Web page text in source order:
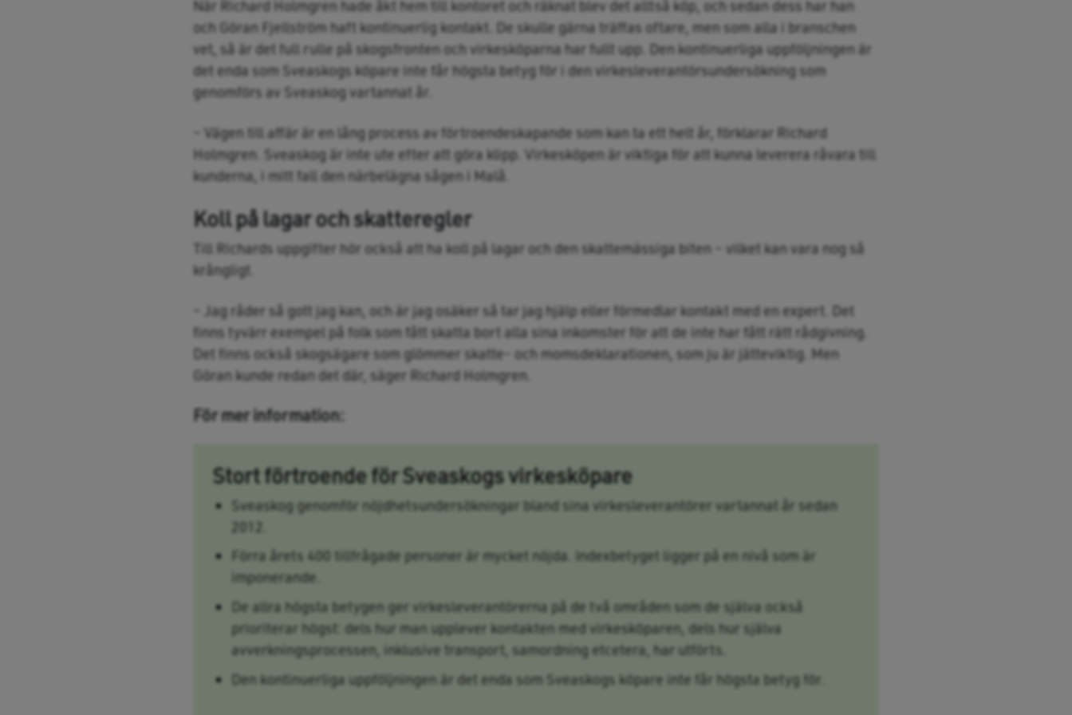
När Richard Holmgren hade åkt hem till kontoret och räknat blev det alltså köp, och sedan dess har han
och Göran Fjellström haft kontinuerlig kontakt. De skulle gärna träffas oftare, men som alla i branschen
vet, så är det full rulle på skogsfronten och virkesköparna har fullt upp. Den kontinuerliga uppföljningen är
det enda som Sveaskogs köpare inte får högsta betyg för i den virkesleverantörs­undersökning som
genomförs av Sveaskog vartannat år.
– Vägen till affär är en lång process av förtroendeskapande som kan ta ett helt år, förklarar Richard
Holmgren. Sveaskog är inte ute efter att göra klipp. Virkesköpen är viktiga för att kunna leverera råvara till
kunderna, i mitt fall den närbelägna sågen i Malå.
Koll på lagar och skatteregler
Till Richards uppgifter hör också att ha koll på lagar och den skattemässiga biten – vilket kan vara nog så
krångligt.
– Jag råder så gott jag kan, och är jag osäker så tar jag hjälp eller förmedlar kontakt med en expert. Det
finns tyvärr exempel på folk som fått skatta bort alla sina inkomster för att de inte har fått rätt rådgivning.
Det finns också skogsägare som glömmer skatte- och momsdeklarationen, som ju är jätteviktig. Men
Göran kunde redan det där, säger Richard Holmgren.
För mer information:
Stort förtroende för Sveaskogs virkesköpare
Sveaskog genomför nöjdhetsundersökningar bland sina virkesleverantörer vartannat år sedan
2012.
Förra årets 400 tillfrågade personer är mycket nöjda. Indexbetyget ligger på en nivå som är
imponerande.
De allra högsta betygen ger virkes­leverantörerna på de två områden som de själva också
prioriterar högst: dels hur man upp­lever kontakten med virkesköparen, dels hur själva
avverkningsprocessen, inklusive transport, samordning etce­­tera, har utförts.
Den kontinuerliga uppföljningen är det enda som Sveaskogs köpare inte får högsta betyg för.